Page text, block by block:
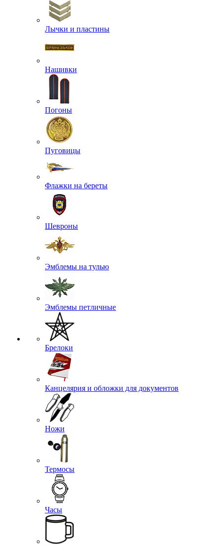
Лычки и пластины
Нашивки
Погоны
Пуговицы
Флажки на береты
Шевроны
Эмблемы на тулью
Эмблемы петличные
Брелоки
Канцелярия и обложки для документов
Ножи
Термосы
Часы